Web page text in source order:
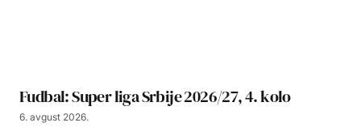
Fudbal: Super liga Srbije 2026/27, 4. kolo
6. avgust 2026.